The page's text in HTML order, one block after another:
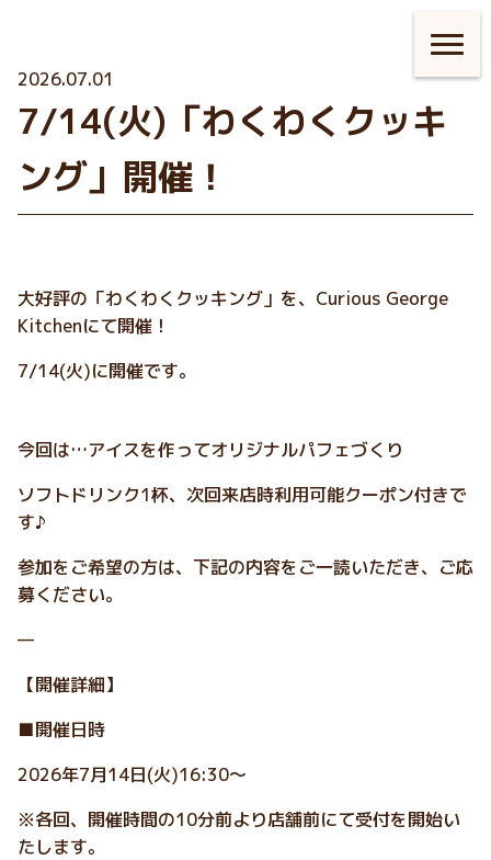
2026.07.01
7/14(火)「わくわくクッキ
ング」開催！
大好評の「わくわくクッキング」を、Curious George
Kitchenにて開催！
7/14(火)に開催です。
今回は…アイスを作ってオリジナルパフェづくり
ソフトドリンク1杯、次回来店時利用可能クーポン付きで
す♪
参加をご希望の方は、下記の内容をご一読いただき、ご応
募ください。
—
【開催詳細】
■開催日時
2026年7月14日(火)16:30～
※各回、開催時間の10分前より店舗前にて受付を開始い
たします。